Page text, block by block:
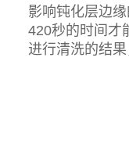
影响钝化层边
420秒的时间才
进行清洗的结